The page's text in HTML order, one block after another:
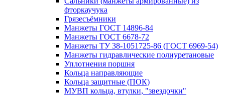
фторкаучука
Грязесъёмники
Манжеты ГОСТ 14896-84
Манжеты ГОСТ 6678-72
Манжеты ТУ 38-1051725-86 (ГОСТ 6969-54)
Манжеты гидравлические полиуретановые
Уплотнения поршня
Кольца направляющие
Кольца защитные (ПОК)
МУВП кольца, втулки, "звездочки"